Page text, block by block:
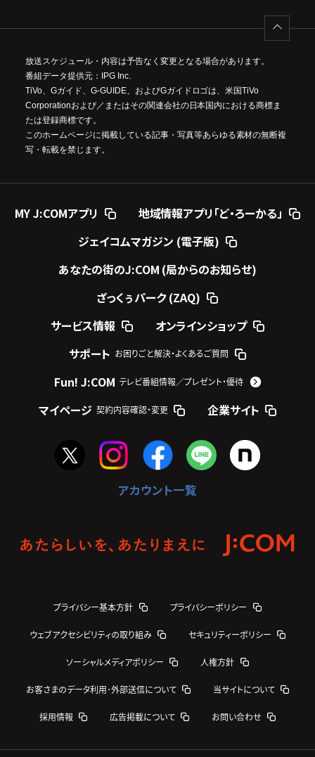
放送スケジュール・内容は予告なく変更となる場合があります。
番組データ提供元：IPG Inc.
TiVo、Gガイド、G-GUIDE、およびGガイドロゴは、米国TiVo
Corporationおよび／またはその関連会社の日本国内における商標ま
たは登録商標です。
このホームページに掲載している記事・写真等あらゆる素材の無断複
写・転載を禁じます。
MY J:COMアプリ
地域情報アプリ「ど・ろーかる」
ジェイコムマガジン (電子版)
あなたの街のJ:COM (局からのお知らせ)
ざっくぅパーク (ZAQ)
サービス情報
オンラインショップ
サポート お困りごと解決・よくあるご質問
Fun! J:COM テレビ番組情報／プレゼント・優待
マイページ 契約内容確認・変更 企業サイト
アカウント一覧
プライバシー基本方針 プライバシーポリシー
ウェブアクセシビリティの取り組み セキュリティーポリシー
ソーシャルメディアポリシー 人権方針
お客さまのデータ利用･外部送信について 当サイトについて
採用情報 広告掲載について お問い合わせ